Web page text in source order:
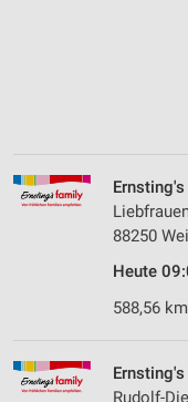
88250
Heute
588,56 km